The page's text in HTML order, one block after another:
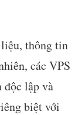
thông tin
các VPS
độc lập và
biệt với